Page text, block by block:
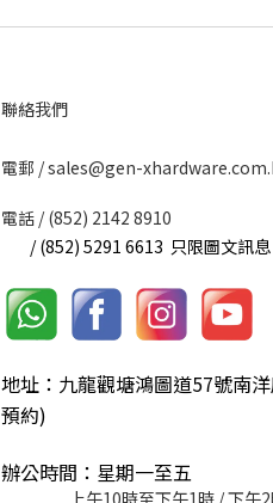
聯絡我們
電郵 / sales@gen-
電話 / (852) 2142 8910
/ (852) 5291 6613 只限圖文訊息
地址：九龍觀塘鴻圖道57號南
預約)
辦公時間：星期一至五